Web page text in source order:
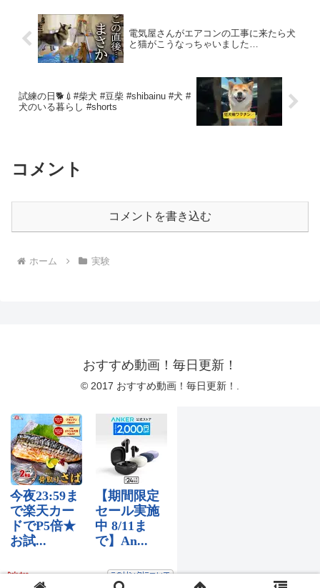
電気屋さんがエアコンの工事に来たら犬
と猫がこうなっちゃいました…
試練の日🐕💉#柴犬 #豆柴 #shibainu #犬 #
犬のいる暮らし #shorts
コメント
コメントを書き込む
ホーム 実験
おすすめ動画！毎日更新！
© 2017 おすすめ動画！毎日更新！.